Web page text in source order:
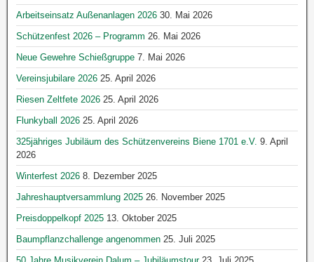
Arbeitseinsatz Außenanlagen 2026 30. Mai 2026
Schützenfest 2026 – Programm 26. Mai 2026
Neue Gewehre Schießgruppe 7. Mai 2026
Vereinsjubilare 2026 25. April 2026
Riesen Zeltfete 2026 25. April 2026
Flunkyball 2026 25. April 2026
325jähriges Jubiläum des Schützenvereins Biene 1701 e.V. 9. April
2026
Winterfest 2026 8. Dezember 2025
Jahreshauptversammlung 2025 26. November 2025
Preisdoppelkopf 2025 13. Oktober 2025
Baumpflanzchallenge angenommen 25. Juli 2025